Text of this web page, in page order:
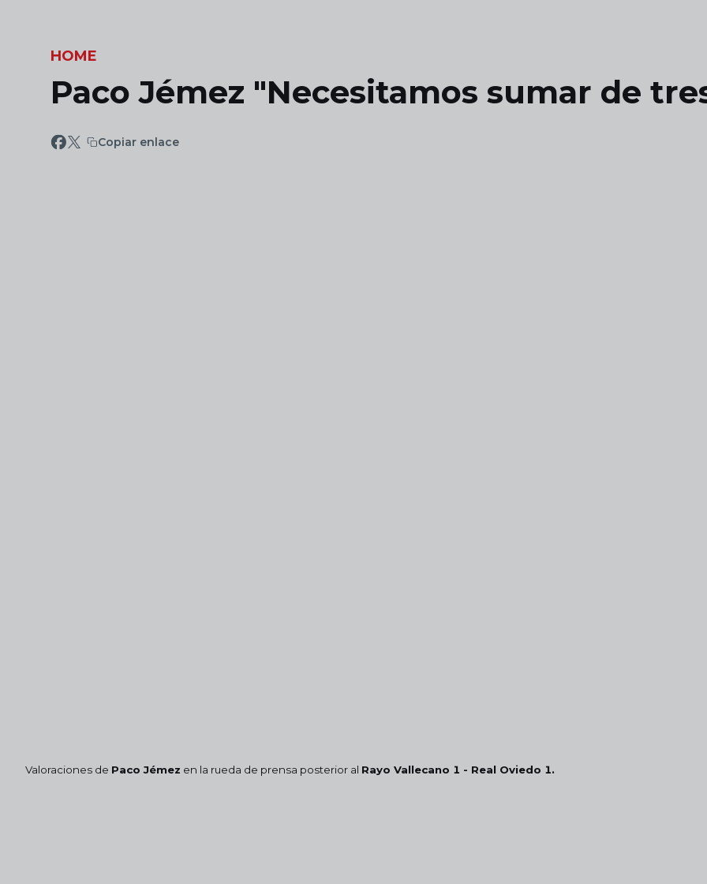
HOME
Paco Jémez "Necesitamos sumar de
Copiar enlace
Valoraciones de Paco Jémez en la rueda de prensa posterior al Rayo Vallecano 1 - Real Oviedo 1.